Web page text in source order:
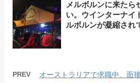
メルボルンに来たら
い。ウインターナイ
ルボルンが凝縮され
PREV
オーストラリアで求職中。面